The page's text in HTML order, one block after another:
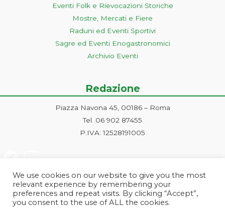
Eventi Folk e Rievocazioni Storiche
Mostre, Mercati e Fiere
Raduni ed Eventi Sportivi
Sagre ed Eventi Enogastronomici
Archivio Eventi
Redazione
Piazza Navona 45, 00186 – Roma
Tel. 06 902 87455
P.IVA: 12528191005
We use cookies on our website to give you the most
relevant experience by remembering your
preferences and repeat visits. By clicking “Accept”,
you consent to the use of ALL the cookies.